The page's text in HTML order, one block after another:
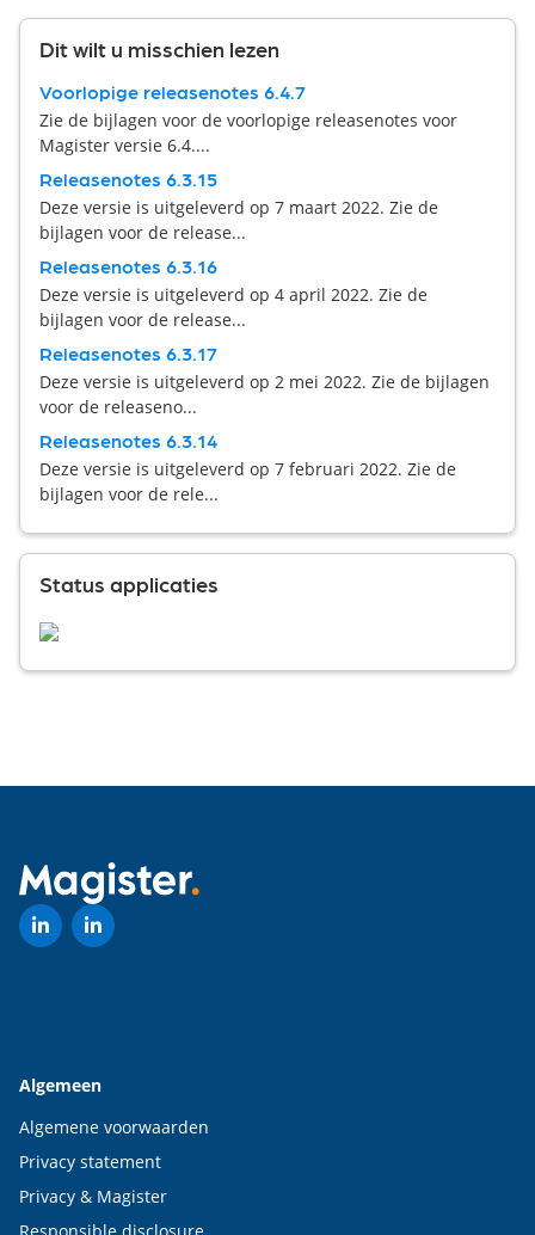
Dit wilt u misschien lezen
Voorlopige releasenotes 6.4.7
Zie de bijlagen voor de voorlopige releasenotes voor
Magister versie 6.4....
Releasenotes 6.3.15
Deze versie is uitgeleverd op 7 maart 2022. Zie de
bijlagen voor de release...
Releasenotes 6.3.16
Deze versie is uitgeleverd op 4 april 2022. Zie de
bijlagen voor de release...
Releasenotes 6.3.17
Deze versie is uitgeleverd op 2 mei 2022. Zie de bijlagen
voor de releaseno...
Releasenotes 6.3.14
Deze versie is uitgeleverd op 7 februari 2022. Zie de
bijlagen voor de rele...
Status applicaties
Algemeen
Algemene voorwaarden
Privacy statement
Privacy & Magister